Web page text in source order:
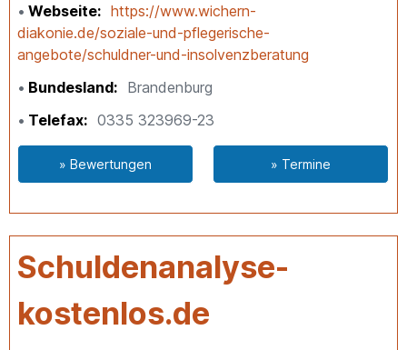
Webseite
https://www.wichern-
diakonie.de/soziale-und-pflegerische-
angebote/schuldner-und-insolvenzberatung
Bundesland
Brandenburg
Telefax
0335 323969-23
» Bewertungen » Termine
Schuldenanalyse-
kostenlos.de